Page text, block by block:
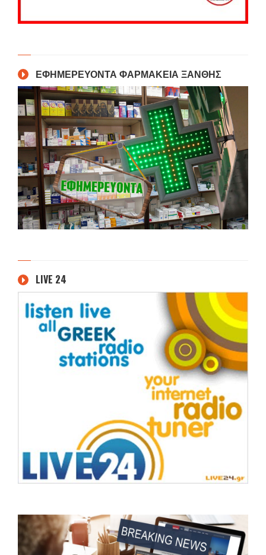
ΕΦΗΜΕΡΕΥΟΝΤΑ ΦΑΡΜΑΚΕΙΑ ΞΑΝΘΗΣ
LIVE 24